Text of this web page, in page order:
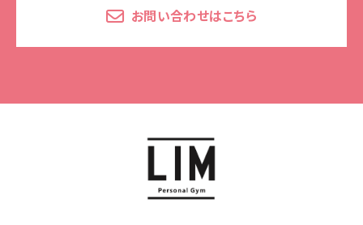
お問い合わせはこちら